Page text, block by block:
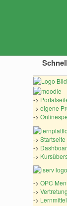
->
->eigene
->
->Startseite
->
->
->OPC
->
->